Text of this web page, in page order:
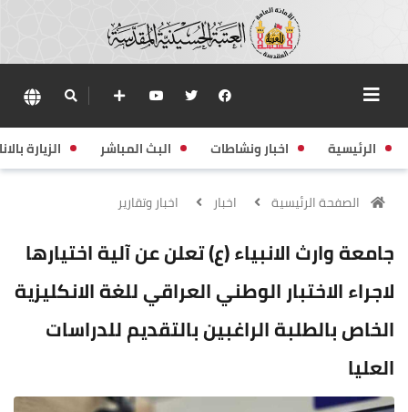
الرئيسية اخبار ونشاطات البث المباشر الزيارة
الصفحة الرئيسية اخبار اخبار وتقارير
جامعة وارث الانبياء (ع) تعلن عن آلية اختيارها
لاجراء الاختبار الوطني العراقي للغة الانكليزية
الخاص بالطلبة الراغبين بالتقديم للدراسات
العليا